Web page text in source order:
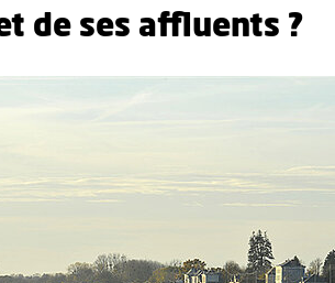
de ses affluents ?